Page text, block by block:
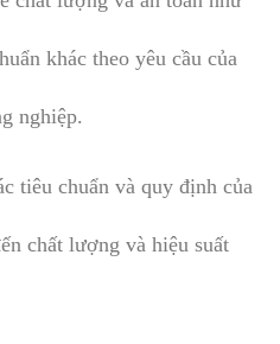
khác theo yêu cầu của
nghiệp.
tiêu chuẩn và quy định của
chất lượng và hiệu suất